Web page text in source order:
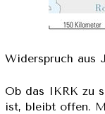
Widerspruch aus
Ob das IKRK zu
ist, bleibt offen.